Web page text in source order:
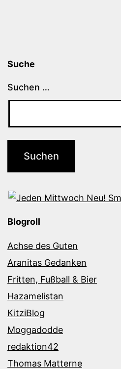
Suche
Suchen …
Blogroll
Achse des Guten
Aranitas Gedanken
Fritten, Fußball & Bier
Hazamelistan
KitziBlog
Moggadodde
redaktion42
Thomas Matterne